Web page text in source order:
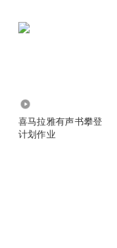
喜马拉雅有声书攀登
计划作业